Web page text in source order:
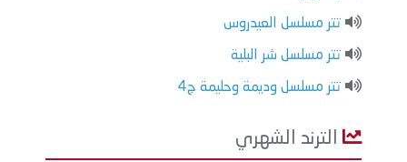
تتر مسلسل العيدروس
تتر مسلسل شر البلية
تتر مسلسل وديمة وحليمة ج4
الترند الشهري